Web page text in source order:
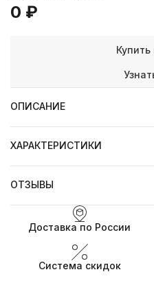
0 ₽
Купить
ОПИСАНИЕ
ХАРАКТЕРИСТИКИ
ОТЗЫВЫ
Доставка по России
Система скидок